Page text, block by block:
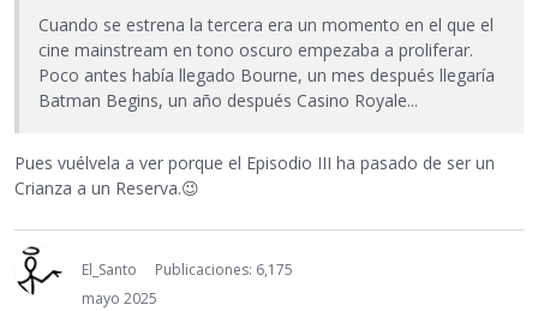
Cuando se estrena la tercera era un momento en el que el
cine mainstream en tono oscuro empezaba a proliferar.
Poco antes había llegado Bourne, un mes después llegaría
Batman Begins, un año después Casino Royale...
Pues vuélvela a ver porque el Episodio III ha pasado de ser un
Crianza a un Reserva.😉
El_Santo
Publicaciones: 6,175
mayo 2025